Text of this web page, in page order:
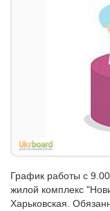
График работы с
жилой комплекс
Харьковская.